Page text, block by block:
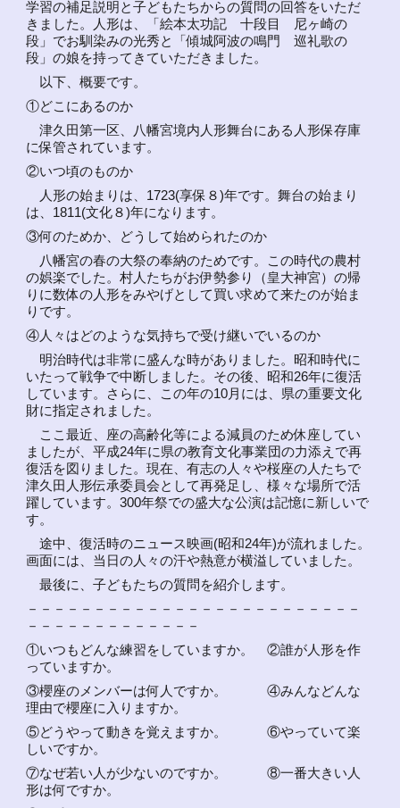
学習の補足説明と子どもたちからの質問の回答をいただ
きました。人形は、「絵本太功記 十段目 尼ヶ崎の
段」でお馴染みの光秀と「傾城阿波の鳴門 巡礼歌の
段」の娘を持ってきていただきました。
以下、概要です。
①どこにあるのか
津久田第一区、八幡宮境内人形舞台にある人形保存庫
に保管されています。
②いつ頃のものか
人形の始まりは、1723(享保８)年です。舞台の始まり
は、1811(文化８)年になります。
③何のためか、どうして始められたのか
八幡宮の春の大祭の奉納のためです。この時代の農村
の娯楽でした。村人たちがお伊勢参り（皇大神宮）の帰
りに数体の人形をみやげとして買い求めて来たのが始ま
りです。
④人々はどのような気持ちで受け継いでいるのか
明治時代は非常に盛んな時がありました。昭和時代に
いたって戦争で中断しました。その後、昭和26年に復活
しています。さらに、この年の10月には、県の重要文化
財に指定されました。
ここ最近、座の高齢化等による減員のため休座してい
ましたが、平成24年に県の教育文化事業団の力添えで再
復活を図りました。現在、有志の人々や桜座の人たちで
津久田人形伝承委員会として再発足し、様々な場所で活
躍しています。300年祭での盛大な公演は記憶に新しいで
す。
途中、復活時のニュース映画(昭和24年)が流れました。
画面には、当日の人々の汗や熱意が横溢していました。
最後に、子どもたちの質問を紹介します。
－－－－－－－－－－－－－－－－－－－－－－－－－
－－－－－－－－－－－－－
①いつもどんな練習をしていますか。 ②誰が人形を作
っていますか。
③櫻座のメンバーは何人ですか。 ④みんなどんな
理由で櫻座に入りますか。
⑤どうやって動きを覚えますか。 ⑥やっていて楽
しいですか。
⑦なぜ若い人が少ないのですか。 ⑧一番大きい人
形は何ですか。